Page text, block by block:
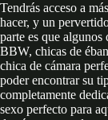
Tendrás acceso a
hacer, y un
parte es que algunos
BBW, chicas de
chica de cámara
poder encontrar su
completamente
sexo perfecto para